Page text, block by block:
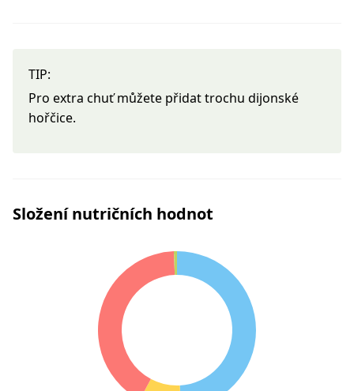
TIP:
Pro extra chuť můžete přidat trochu dijonské
hořčice.
Složení nutričních hodnot